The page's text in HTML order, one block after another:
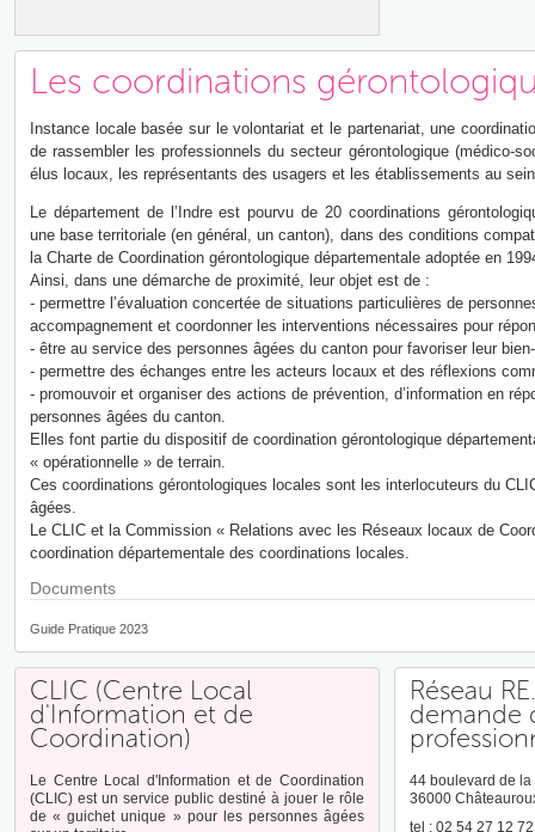
Les coordinations
Instance locale basée sur le volontariat et le partenariat, une
de rassembler les professionnels du secteur gérontologique (médico-
élus locaux, les représentants des usagers et les établissements au
Le département de l’Indre est pourvu de 20 coordinations
une base territoriale (en général, un canton), dans des conditions
la Charte de Coordination gérontologique départementale adoptée en
Ainsi, dans une démarche de proximité, leur objet est de :
- permettre l’évaluation concertée de situations particulières de
accompagnement et coordonner les interventions nécessaires pour
- être au service des personnes âgées du canton pour favoriser leur
- permettre des échanges entre les acteurs locaux et des réflexions
- promouvoir et organiser des actions de prévention, d’information en
personnes âgées du canton.
Elles font partie du dispositif de coordination gérontologique
« opérationnelle » de terrain.
Ces coordinations gérontologiques locales sont les interlocuteurs du
âgées.
Le CLIC et la Commission « Relations avec les Réseaux locaux de
coordination départementale des coordinations locales.
Documents
Guide Pratique 2023
CLIC (Centre Local
d'Information et de
Coordination)
Le Centre Local d'Information et de Coordination
(CLIC) est un service public destiné à jouer le rôle
de « guichet unique » pour les personnes âgées
Réseau
demande
44 boulevard de la
36000
tel : 02 54 27 12 72